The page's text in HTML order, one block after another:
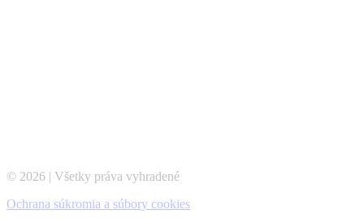
© 2026 | Všetky práva vyhradené
Ochrana súkromia a súbory cookies